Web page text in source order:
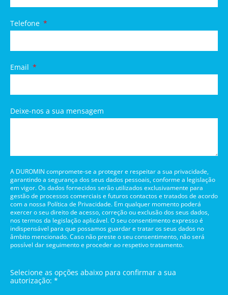
Telefone
Email
Deixe-nos a sua mensagem
A DUROMIN compromete-se a proteger e respeitar a sua privacidade,
garantindo a segurança dos seus dados pessoais, conforme a legislação
em vigor. Os dados fornecidos serão utilizados exclusivamente para
gestão de processos comerciais e futuros contactos e tratados de acordo
com a nossa Política de Privacidade. Em qualquer momento poderá
exercer o seu direito de acesso, correção ou exclusão dos seus dados,
nos termos da legislação aplicável. O seu consentimento expresso é
indispensável para que possamos guardar e tratar os seus dados no
âmbito mencionado. Caso não preste o seu consentimento, não será
possível dar seguimento e proceder ao respetivo tratamento.
Selecione as opções abaixo para confirmar a sua
autorização: *